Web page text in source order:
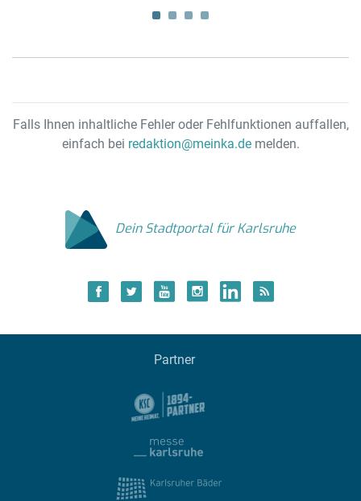
Falls Ihnen inhaltliche Fehler oder Fehlfunktionen auffallen,
einfach bei redaktion@meinka.demelden.
Dein Stadtportal für Karlsruhe
Partner